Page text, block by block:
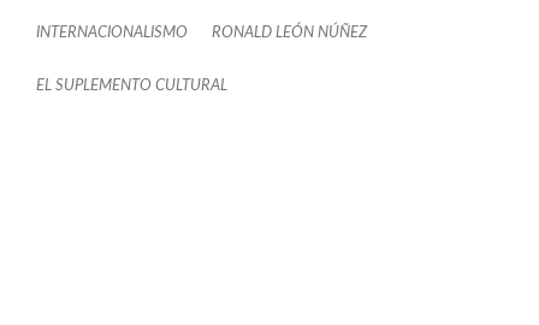
INTERNACIONALISMO RONALD LEÓN NÚÑEZ
EL SUPLEMENTO CULTURAL